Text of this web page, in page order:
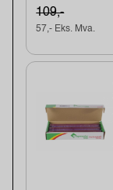
109,-
57,- Eks. Mva.